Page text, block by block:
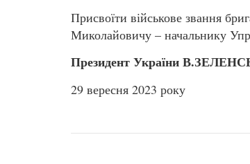
Присвоїти військове звання
Миколайовичу – начальнику
Президент України
29 вересня 2023 року